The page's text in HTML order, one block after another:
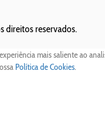
direitos reservados.
mais saliente ao
Política de Cookies